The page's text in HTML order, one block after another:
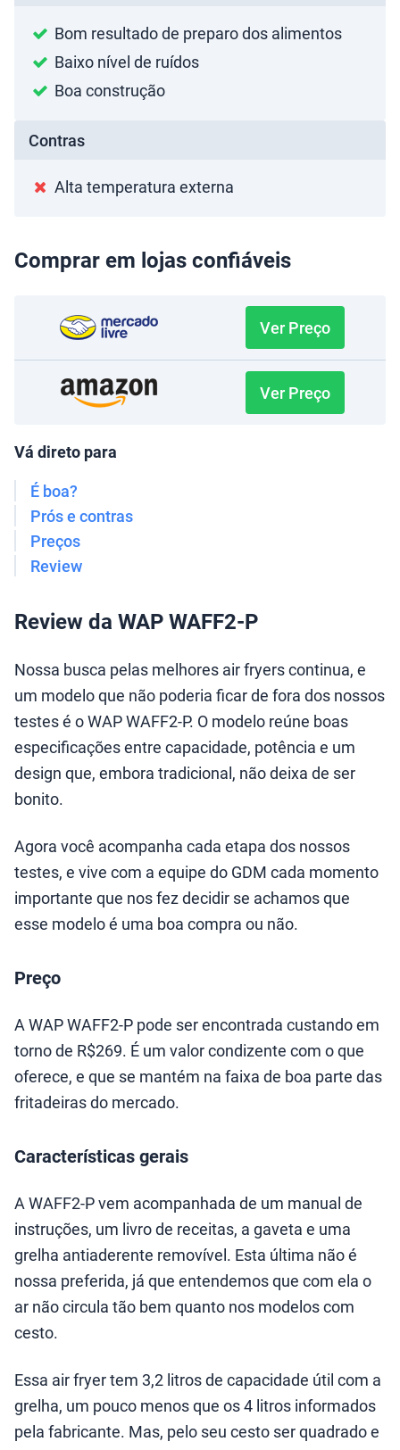
Bom resultado de preparo dos alimentos
Baixo nível de ruídos
Boa construção
Contras
Alta temperatura externa
Comprar em lojas confiáveis
Ver Preço
Ver Preço
Vá direto para
É boa?
Prós e contras
Preços
Review
Review da WAP WAFF2-P
Nossa busca pelas melhores air fryers continua, e
um modelo que não poderia ficar de fora dos nossos
testes é o WAP WAFF2-P. O modelo reúne boas
especificações entre capacidade, potência e um
design que, embora tradicional, não deixa de ser
bonito.
Agora você acompanha cada etapa dos nossos
testes, e vive com a equipe do GDM cada momento
importante que nos fez decidir se achamos que
esse modelo é uma boa compra ou não.
Preço
A WAP WAFF2-P pode ser encontrada custando em
torno de R$269. É um valor condizente com o que
oferece, e que se mantém na faixa de boa parte das
fritadeiras do mercado.
Características gerais
A WAFF2-P vem acompanhada de um manual de
instruções, um livro de receitas, a gaveta e uma
grelha antiaderente removível. Esta última não é
nossa preferida, já que entendemos que com ela o
ar não circula tão bem quanto nos modelos com
cesto.
Essa air fryer tem 3,2 litros de capacidade útil com a
grelha, um pouco menos que os 4 litros informados
pela fabricante. Mas, pelo seu cesto ser quadrado e